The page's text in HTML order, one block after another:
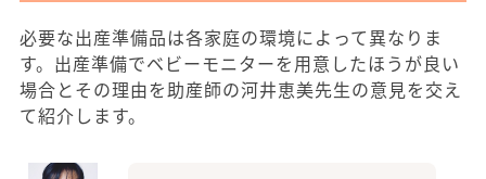
必要な出産準備品は各家庭の環境によって異なりま
す。出産準備でベビーモニターを用意したほうが良い
場合とその理由を助産師の河井恵美先生の意見を交え
て紹介します。